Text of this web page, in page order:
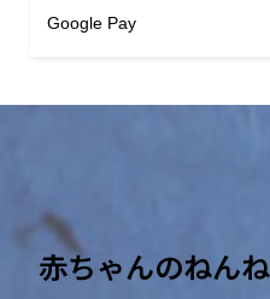
Google Pay
赤ちゃんのねん